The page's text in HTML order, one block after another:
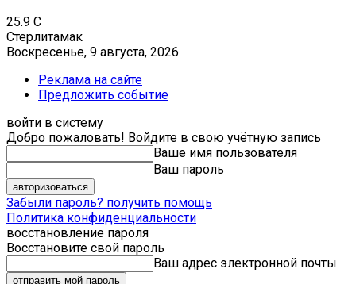
25.9 C
Стерлитамак
Воскресенье, 9 августа, 2026
Реклама на сайте
Предложить событие
войти в систему
Добро пожаловать! Войдите в свою учётную запись
Ваше имя пользователя
Ваш пароль
Забыли пароль? получить помощь
Политика конфиденциальности
восстановление пароля
Восстановите свой пароль
Ваш адрес электронной почты